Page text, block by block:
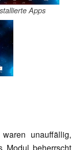
Apps
unauffällig,